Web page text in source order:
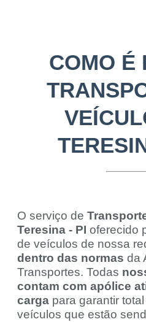
COMO É
O serviço de
Teresina - PI oferecido
de veículos de nossa
dentro das normas da
Transportes. Todas
contam com apólice
carga para garantir
veículos que estão